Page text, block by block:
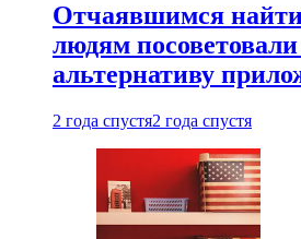
Отчаявшимся
людям
альтернативу
2 года спустя2 года спустя